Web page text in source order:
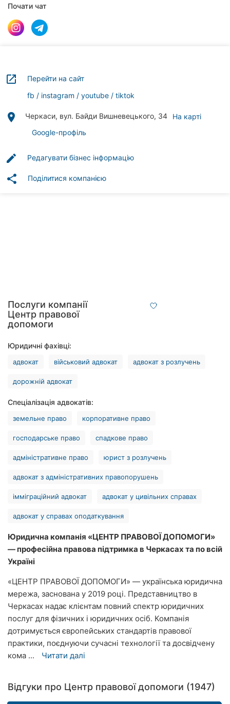
Автошколи
Ресторани
Всі
міста:
Черкаси
Вінниця
Кропивницький
Київ
Харків
Львів
Кривий
Херсон
Полтава
Чернігів
Чернівці
Суми
Івано-
Франківськ
Луцьк
Ужгород
Почати чат
launch
Перейти на сайт
fb
instagram youtube tiktok
place Черкаси, вул. Байди Вишневецького, 34
На карті
Google-профіль
edit Редагувати бізнес інформацію
share Поділитися компанією
Послуги компанії
Центр правової
допомоги
Юридичні фахівці:
адвокат військовий адвокат адвокат з розлучень
дорожній адвокат
Спеціалізація адвокатів:
земельне право корпоративне право
господарське право спадкове право
адміністративне право юрист з розлучень
адвокат з адміністративних правопорушень
імміграційний адвокат адвокат у цивільних справах
адвокат у справах оподаткування
Юридична компанія «ЦЕНТР ПРАВОВОЇ ДОПОМОГИ»
— професійна правова підтримка в Черкасах та по всій
Україні
«ЦЕНТР ПРАВОВОЇ ДОПОМОГИ» — українська юридична
мережа, заснована у 2019 році. Представництво в
Черкасах надає клієнтам повний спектр юридичних
послуг для фізичних і юридичних осіб. Компанія
дотримується європейських стандартів правової
практики, поєднуючи сучасні технології та досвідчену
кома ...
Читати далі
Відгуки про Центр правової допомоги (1947)